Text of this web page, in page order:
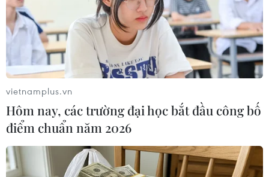
Thống đốc Ngân hàng Nhà nước Việt Nam Nguyễn Thị Hồng
(TTXVN/Vietnam+)
vietnamplus.vn
Hôm nay, các trường đại học bắt đầu công bố
điểm chuẩn năm 2026